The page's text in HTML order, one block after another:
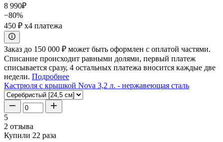
8 990₽
−80%
450 ₽ x4 платежа
Заказ до 150 000 ₽ может быть оформлен с оплатой частями.
Списание происходит равными долями, первый платеж
списывается сразу, 4 остальных платежа вносится каждые две
недели. Подробнее
Кастрюля с крышкой Nova 3,2 л. - нержавеющая сталь
5
2 отзыва
Купили 22 раза